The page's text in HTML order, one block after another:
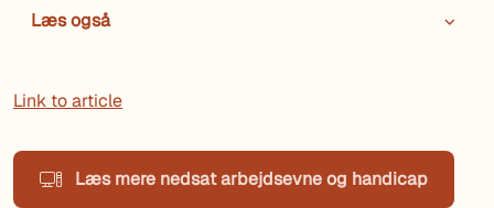
Læs også
Link to article
Læs mere nedsat arbejdsevne og handicap